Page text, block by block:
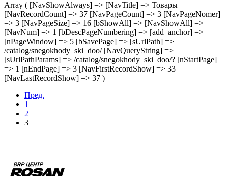
Array ( [NavShowAlways] => [NavTitle] => Товары
[NavRecordCount] => 37 [NavPageCount] => 3 [NavPageNomer]
=> 3 [NavPageSize] => 16 [bShowAll] => [NavShowAll] =>
[NavNum] => 1 [bDescPageNumbering] => [add_anchor] =>
[nPageWindow] => 5 [bSavePage] => [sUrlPath] =>
/catalog/snegokhody_ski_doo/ [NavQueryString] =>
[sUrlPathParams] => /catalog/snegokhody_ski_doo/? [nStartPage]
=> 1 [nEndPage] => 3 [NavFirstRecordShow] => 33
[NavLastRecordShow] => 37 )
Пред.
1
2
3